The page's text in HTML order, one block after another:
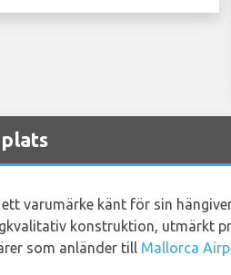
varumärke känt för sin
konstruktion, utmärkt
som anländer till Mallorca